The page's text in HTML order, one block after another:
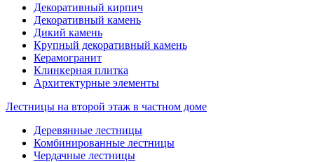
Декоративный кирпич
Декоративный камень
Дикий камень
Крупный декоративный камень
Керамогранит
Клинкерная плитка
Архитектурные элементы
Лестницы на второй этаж в частном доме
Деревянные лестницы
Комбинированные лестницы
Чердачные лестницы